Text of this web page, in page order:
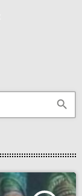
search